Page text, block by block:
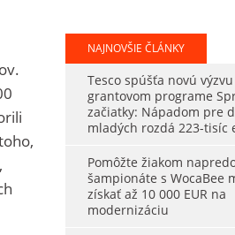
NAJNOVŠIE ČLÁNKY
Tesco spúšťa novú
grantovom programe
začiatky: Nápadom pre
mladých rozdá 223-tisíc
Pomôžte žiakom
šampionáte s WocaBee
získať až 10 000 EUR na
modernizáciu